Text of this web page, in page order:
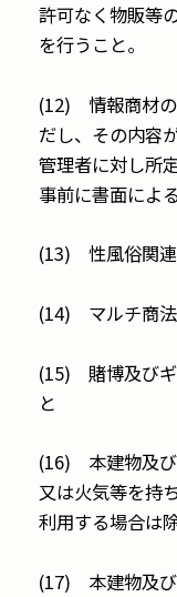
許可なく物販等
を行うこと。
(12) 情報商材の
だし、その内容
管理者に対し所
事前に書面によ
(13) 性風俗関連
(14) マルチ商法
(15) 賭博及びギ
と
(16) 本建物及び
又は火気等を持
利用する場合は除
(17) 本建物及び